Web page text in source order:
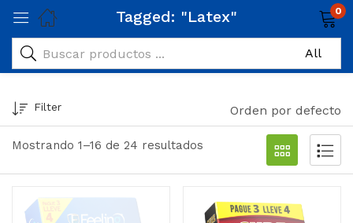
Tagged: "Latex" 0
Mostrando 1–16 de 24 resultados
Filter Orden por defecto